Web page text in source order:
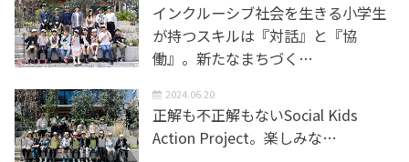
インクルーシブ社会を生きる小学生
が持つスキルは『対話』と『協
働』。新たなまちづく…
2024.06.20
正解も不正解もないSocial Kids
Action Project。楽しみな…